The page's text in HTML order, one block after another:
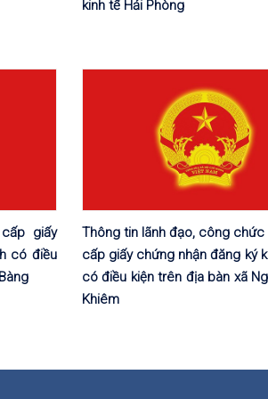
kinh tế Hải Phòng
giấy
có điều
Thông tin lãnh đạo, công
cấp giấy chứng nhận đăng ký
có điều kiện trên địa bàn xã
Khiêm